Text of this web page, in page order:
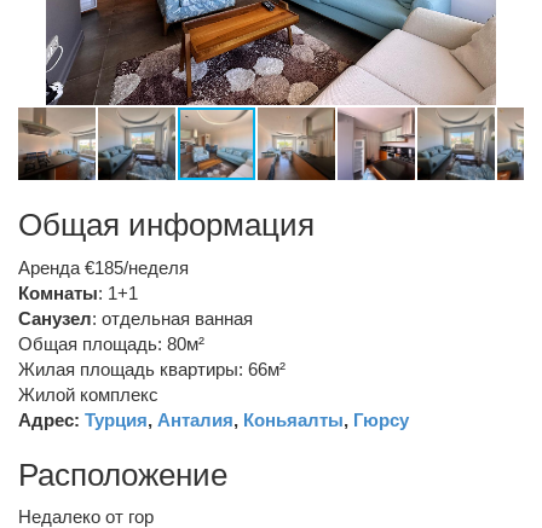
Общая информация
Аренда €185/неделя
Комнаты: 1+1
Санузел: отдельная ванная
Общая площадь: 80м²
Жилая площадь квартиры: 66м²
Жилой комплекс
Адрес: Турция, Анталия, Коньяалты, Гюрсу
Расположение
Недалеко от гор